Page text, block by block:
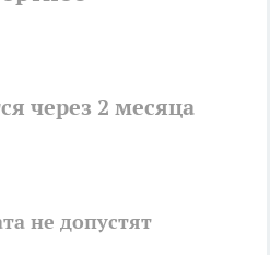
через 2 месяца
не допустят